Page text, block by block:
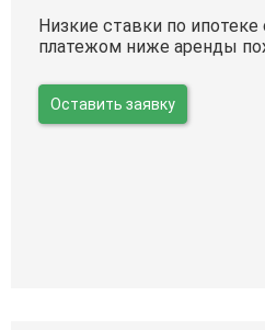
Низкие ставки по
платежом ниже аренды
Оставить заявку